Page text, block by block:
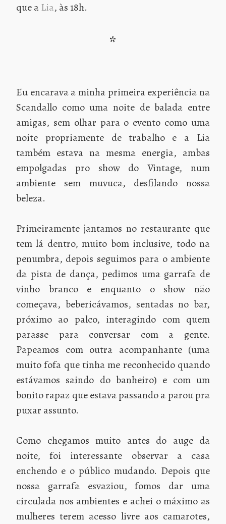
que aLia, às 18h.
*
Eu encarava a minha primeira experiência na
Scandallo como uma noite de balada entre
amigas, sem olhar para o evento como uma
noite propriamente de trabalho e a Lia
também estava na mesma energia, ambas
empolgadas pro show do Vintage, num
ambiente sem muvuca, desfilando nossa
beleza.
Primeiramente jantamos no restaurante que
tem lá dentro, muito bom inclusive, todo na
penumbra, depois seguimos para o ambiente
da pista de dança, pedimos uma garrafa de
vinho branco e enquanto o show não
começava, bebericávamos, sentadas no bar,
próximo ao palco, interagindo com quem
parasse para conversar com a gente.
Papeamos com outra acompanhante (uma
muito fofa que tinha me reconhecido quando
estávamos saindo do banheiro) e com um
bonito rapaz que estava passando a parou pra
puxar assunto.
Como chegamos muito antes do auge da
noite, foi interessante observar a casa
enchendo e o público mudando. Depois que
nossa garrafa esvaziou, fomos dar uma
circulada nos ambientes e achei o máximo as
mulheres terem acesso livre aos camarotes,